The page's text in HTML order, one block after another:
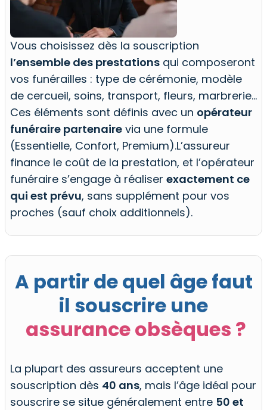
Vous choisissez dès la souscription
l’ensemble des prestations qui composeront
vos funérailles : type de cérémonie, modèle
de cercueil, soins, transport, fleurs, marbrerie…
Ces éléments sont définis avec un opérateur
funéraire partenaire via une formule
(Essentielle, Confort, Premium).L’assureur
finance le coût de la prestation, et l’opérateur
funéraire s’engage à réaliser exactement ce
qui est prévu, sans supplément pour vos
proches (sauf choix additionnels).
A partir de quel âge faut
il souscrire une
assurance obsèques ?
La plupart des assureurs acceptent une
souscription dès 40 ans, mais l’âge idéal pour
souscrire se situe généralement entre 50 et